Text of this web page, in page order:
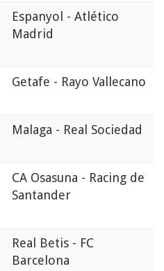
Espanyol - Atlético
Madrid
Getafe - Rayo Vallecano
Malaga - Real Sociedad
CA Osasuna - Racing de
Santander
Real Betis - FC
Barcelona